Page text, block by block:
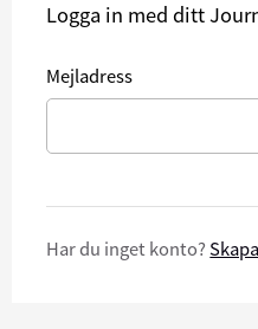
Logga in med ditt
Mejladress
Har du inget konto?